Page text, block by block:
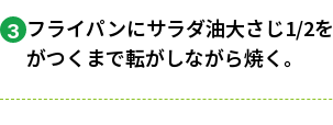
3 フライパンにサラダ油大さじ1/2を
がつくまで転がしながら焼く。